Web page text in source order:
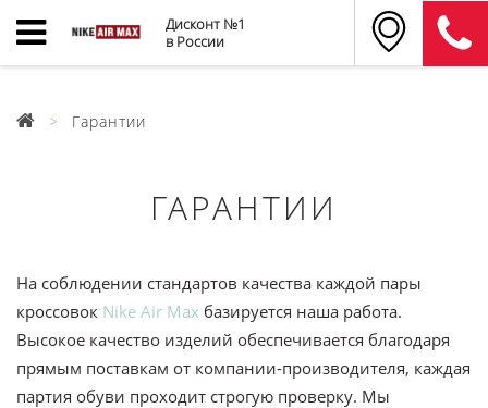
Дисконт №1
в России
Гарантии
ГАРАНТИИ
На соблюдении стандартов качества каждой пары
кроссовок Nike Air Max базируется наша работа.
Высокое качество изделий обеспечивается благодаря
прямым поставкам от компании-производителя, каждая
партия обуви проходит строгую проверку. Мы